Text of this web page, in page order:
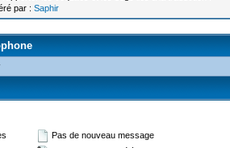
par : Saphir
Pas de nouveau message